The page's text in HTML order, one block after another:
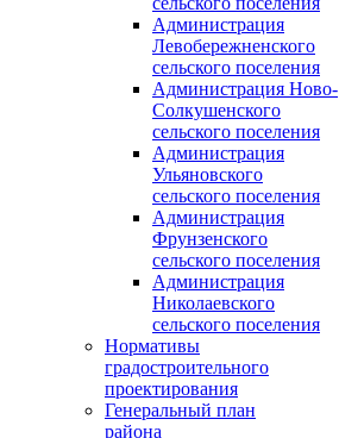
Администрация
Левобережненского
сельского поселения
Администрация Ново-
Солкушенского
сельского поселения
Администрация
Ульяновского
сельского поселения
Администрация
Фрунзенского
сельского поселения
Администрация
Николаевского
сельского поселения
Нормативы
градостроительного
проектирования
Генеральный план
района